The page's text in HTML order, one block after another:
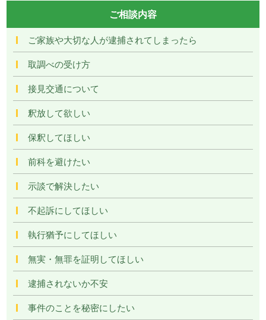
ご相談内容
ご家族や大切な人が逮捕されてしまったら
取調べの受け方
接見交通について
釈放して欲しい
保釈してほしい
前科を避けたい
示談で解決したい
不起訴にしてほしい
執行猶予にしてほしい
無実・無罪を証明してほしい
逮捕されないか不安
事件のことを秘密にしたい